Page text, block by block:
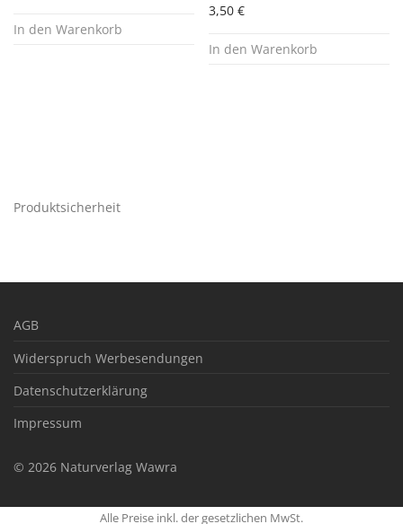
In den Warenkorb
3,50 €
In den Warenkorb
Produktsicherheit
AGB
Widerspruch Werbesendungen
Datenschutzerklärung
Impressum
© 2026 Naturverlag Wawra
Alle Preise inkl. der gesetzlichen MwSt.